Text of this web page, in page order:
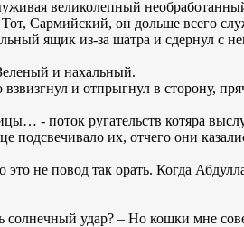
великолепный
Сармийский, он дольше всего
ящик из-за шатра и сдернул с
и нахальный.
и отпрыгнул в сторону,
- поток ругательств котяра
подсвечивало их, отчего они
не повод так орать. Когда
солнечный удар? – Но кошки мне